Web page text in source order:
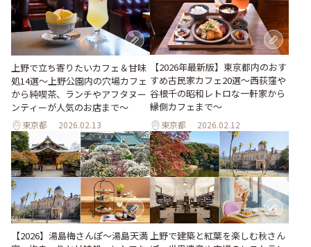
上野で立ち寄りたいカフェ＆甘味
処14選～上野公園内の穴場カフェ
から純喫茶、ランチやアフタヌー
ンティーが人気のお店まで～
東京都 2026.02.13
【2026年最新版】東京都内のおす
すめ古民家カフェ20選～西荻窪や
谷根千の昭和レトロな一軒家から
縁側カフェまで～
東京都 2026.02.12
【2026】湯島梅さんぽ～湯島天満 上野で建築と紅葉を楽しむ秋さん